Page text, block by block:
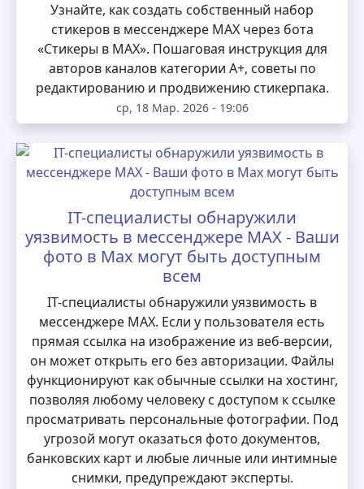
Узнайте, как создать собственный набор
стикеров в мессенджере MAX через бота
«Стикеры в MAX». Пошаговая инструкция для
авторов каналов категории А+, советы по
редактированию и продвижению стикерпака.
ср, 18 Мар. 2026 - 19:06
IT-специалисты обнаружили
уязвимость в мессенджере MAX - Ваши
фото в Max могут быть доступным
всем
IT-специалисты обнаружили уязвимость в
мессенджере MAX. Если у пользователя есть
прямая ссылка на изображение из веб-версии,
он может открыть его без авторизации. Файлы
функционируют как обычные ссылки на хостинг,
позволяя любому человеку с доступом к ссылке
просматривать персональные фотографии. Под
угрозой могут оказаться фото документов,
банковских карт и любые личные или интимные
снимки, предупреждают эксперты.